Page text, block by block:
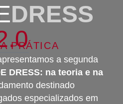
DRESS
PRÁTICA
a segunda
DRESS: na teoria e na
destinado
especializados em